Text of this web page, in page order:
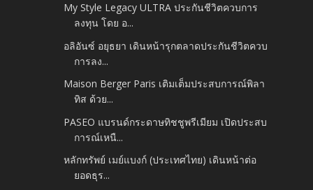
My Style Legacy ULTRA ประกันชีวิตควบการ
ลงทุน โดย อ...
อลิอันซ์ อยุธยา เดินหน้ารุกตลาดประกันชีวิตควบ
การลง...
Maison Berger Paris เติมเต็มประสบการณ์พิลา
ทิส ด้วย...
PASEO แบรนด์กระดาษทิชชูพรีเมียม เปิดประสบ
การณ์เหนื...
หลักทรัพย์ เมย์แบงก์ (ประเทศไทย) เดินหน้าต่อ
ยอดธุร...